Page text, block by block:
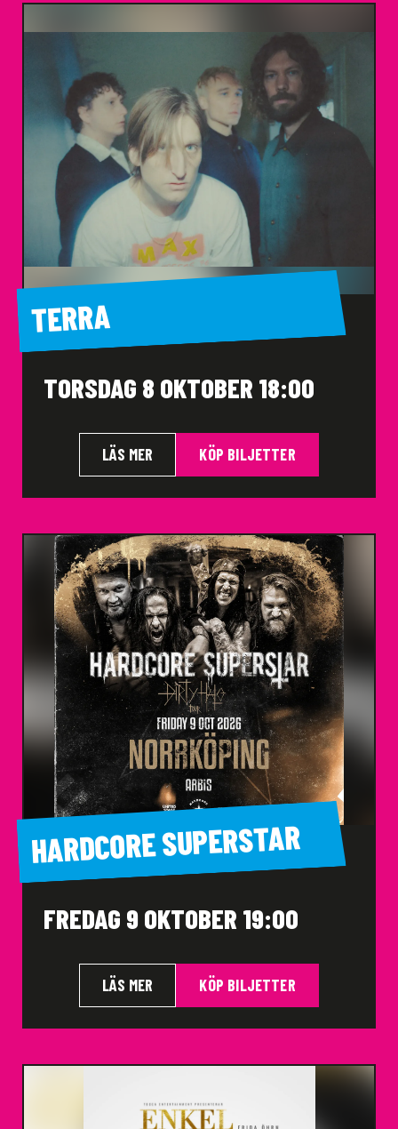
TERRA
TORSDAG 8 OKTOBER 18:00
LÄS MER KÖP BILJETTER
HARDCORE SUPERSTAR
FREDAG 9 OKTOBER 19:00
LÄS MER KÖP BILJETTER